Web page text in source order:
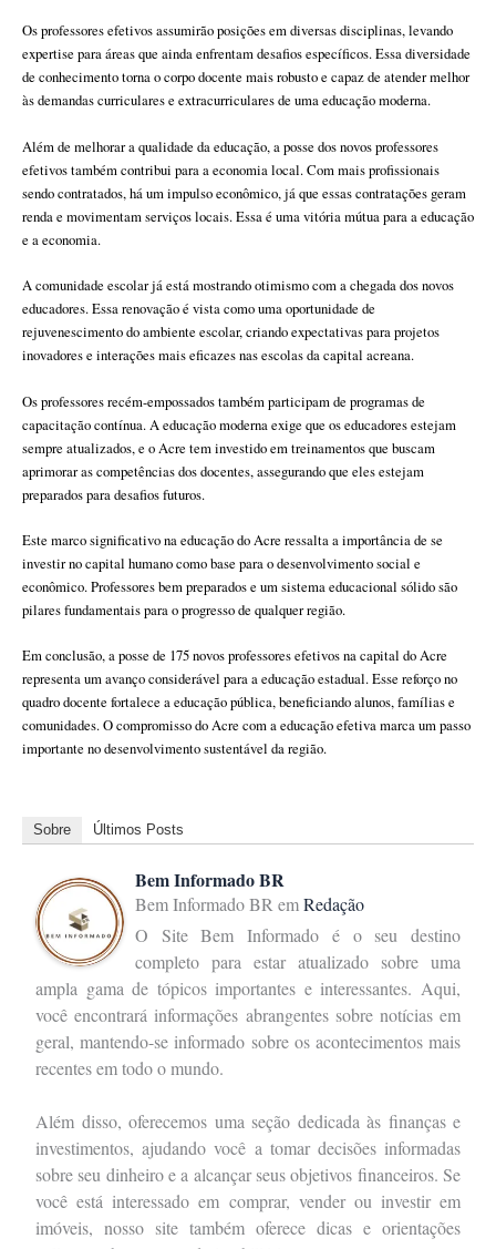
Os professores efetivos assumirão posições em diversas disciplinas, levando
expertise para áreas que ainda enfrentam desafios específicos. Essa diversidade
de conhecimento torna o corpo docente mais robusto e capaz de atender melhor
às demandas curriculares e extracurriculares de uma educação moderna.
Além de melhorar a qualidade da educação, a posse dos novos professores
efetivos também contribui para a economia local. Com mais profissionais
sendo contratados, há um impulso econômico, já que essas contratações geram
renda e movimentam serviços locais. Essa é uma vitória mútua para a educação
e a economia.
A comunidade escolar já está mostrando otimismo com a chegada dos novos
educadores. Essa renovação é vista como uma oportunidade de
rejuvenescimento do ambiente escolar, criando expectativas para projetos
inovadores e interações mais eficazes nas escolas da capital acreana.
Os professores recém-empossados também participam de programas de
capacitação contínua. A educação moderna exige que os educadores estejam
sempre atualizados, e o Acre tem investido em treinamentos que buscam
aprimorar as competências dos docentes, assegurando que eles estejam
preparados para desafios futuros.
Este marco significativo na educação do Acre ressalta a importância de se
investir no capital humano como base para o desenvolvimento social e
econômico. Professores bem preparados e um sistema educacional sólido são
pilares fundamentais para o progresso de qualquer região.
Em conclusão, a posse de 175 novos professores efetivos na capital do Acre
representa um avanço considerável para a educação estadual. Esse reforço no
quadro docente fortalece a educação pública, beneficiando alunos, famílias e
comunidades. O compromisso do Acre com a educação efetiva marca um passo
importante no desenvolvimento sustentável da região.
Sobre Últimos Posts
Bem Informado BR
Bem Informado BR emRedação
O Site Bem Informado é o seu destino
completo para estar atualizado sobre uma
ampla gama de tópicos importantes e interessantes. Aqui,
você encontrará informações abrangentes sobre notícias em
geral, mantendo-se informado sobre os acontecimentos mais
recentes em todo o mundo.
Além disso, oferecemos uma seção dedicada às finanças e
investimentos, ajudando você a tomar decisões informadas
sobre seu dinheiro e a alcançar seus objetivos financeiros. Se
você está interessado em comprar, vender ou investir em
imóveis, nosso site também oferece dicas e orientações